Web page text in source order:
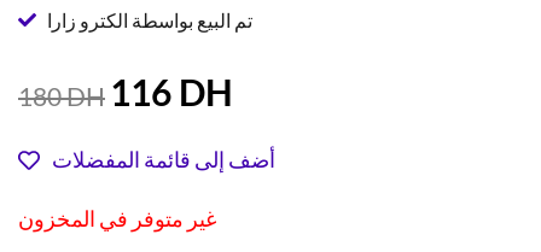
تم البيع بواسطة الكترو زارا
180DH
السعر
الأصلي
هو:
116 DH
هو:
أضف إلى قائمة المفضلات
غير متوفر في المخزون